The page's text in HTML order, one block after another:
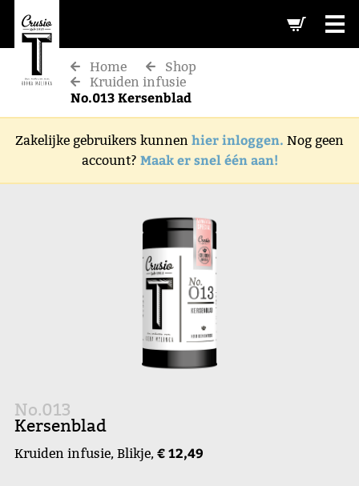
Home
Shop
Kruiden infusie
No.013 Kersenblad
Zakelijke gebruikers kunnen hier inloggen. Nog geen
account? Maak er snel één aan!
No.013
Kersenblad
Kruiden infusie, Blikje, € 12,49